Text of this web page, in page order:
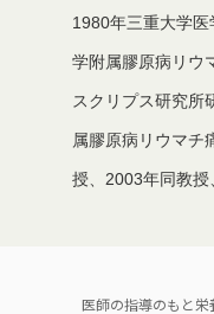
1980年三重大学
学附属膠原病リウ
スクリプス研究所
属膠原病リウマチ
授、2003年同教授
医師の指導のもと